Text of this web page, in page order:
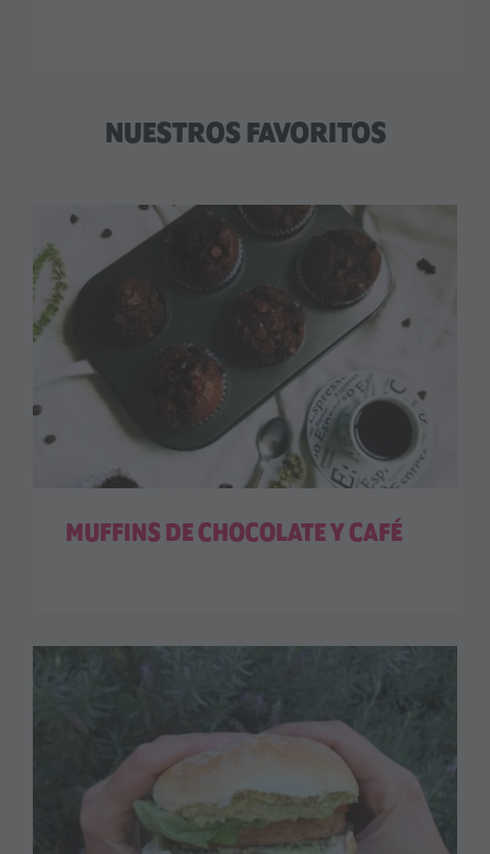
NUESTROS FAVORITOS
MUFFINS DE CHOCOLATE Y CAFÉ